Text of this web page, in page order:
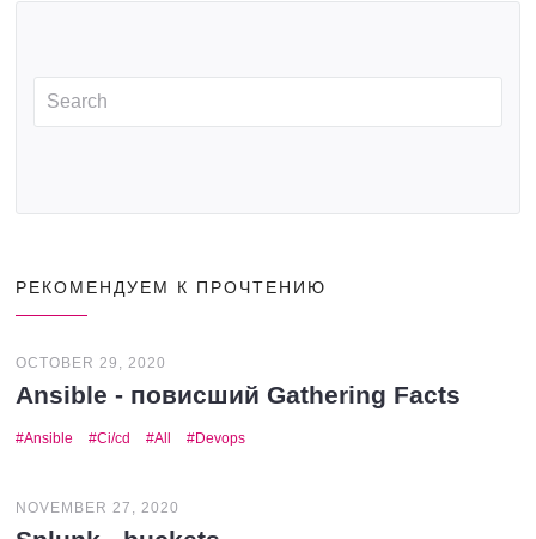
РЕКОМЕНДУЕМ К ПРОЧТЕНИЮ
OCTOBER 29, 2020
Ansible - повисший Gathering Facts
Ansible Ci/cd All Devops
NOVEMBER 27, 2020